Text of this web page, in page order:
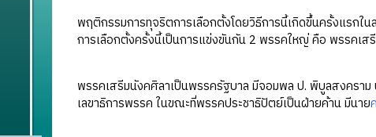
พฤติกรรมการทุจริตการเลือกตั้งโดยวิธีการนี้เกิดขึ้นครั้งแรกใ
การเลือกตั้งครั้งนี้เป็นการแข่งขันกัน 2 พรรคใหญ่ คือ พรรคเ
พรรคเสรีมนังคศิลาเป็นพรรครัฐบาล มีจอมพล ป. พิบูลสงครา
เลขาธิการพรรค ในขณะที่พรรคประชาธิปัตย์เป็นฝ่ายค้าน มีนาย